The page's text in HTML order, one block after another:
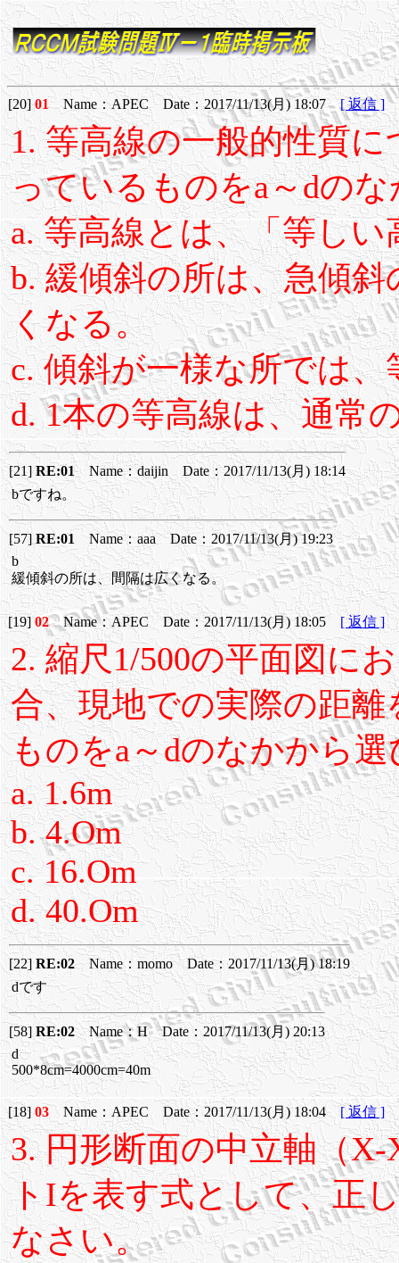
[20]01Name：APEC Date：2017/11/13(月) 18:07[ 返信 ]
1. 等高線の一般的性質
っているものをa～dの
a. 等高線とは、「等し
b. 緩傾斜の所は、急傾
くなる。
c. 傾斜が一様な所では
d. 1本の等高線は、通常
[21]RE:01Name：daijin Date：2017/11/13(月) 18:14
bですね。
[57] RE:01
Name：aaa Date：2017/11/13(月) 19:23
b
緩傾斜の所は、間隔は広くなる。
[19] 02Name：APEC Date：2017/11/13(月) 18:05 [ 返信 ]
2. 縮尺1/500の平面図に
合、現地での実際の距
ものをa～dのなかから
a. 1.6m
b. 4.Om
c. 16.Om
d. 40.Om
[22] RE:02Name：momo Date：2017/11/13(月) 18:19
dです
[58]RE:02Name：H Date：2017/11/13(月) 20:13
d
500*8cm=4000cm=40m
[18]03 Name：APEC Date：2017/11/13(月) 18:04[ 返信 ]
3. 円形断面の中立軸（
トIを表す式として、正
なさい。